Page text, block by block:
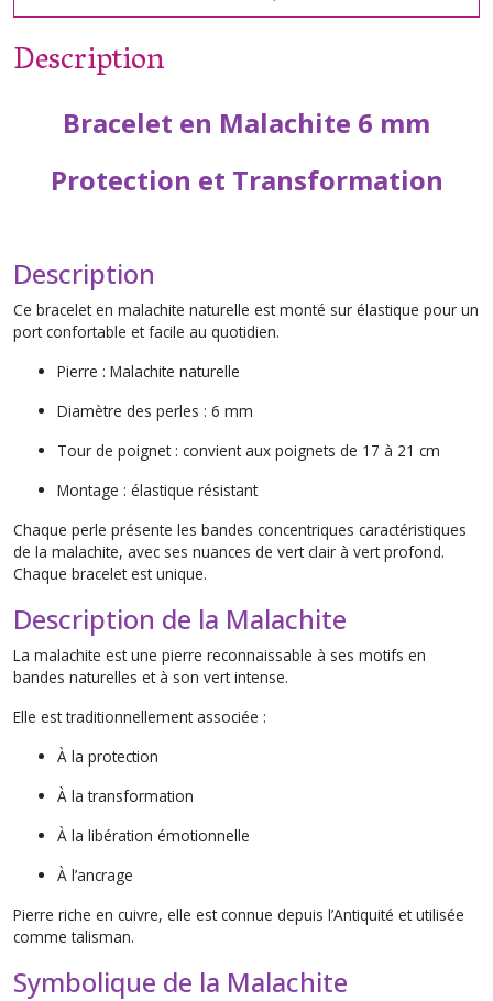
Description
Bracelet en Malachite 6 mm
Protection et Transformation
Description
Ce bracelet en malachite naturelle est monté sur élastique pour un
port confortable et facile au quotidien.
Pierre : Malachite naturelle
Diamètre des perles : 6 mm
Tour de poignet : convient aux poignets de 17 à 21 cm
Montage : élastique résistant
Chaque perle présente les bandes concentriques caractéristiques
de la malachite, avec ses nuances de vert clair à vert profond.
Chaque bracelet est unique.
Description de la Malachite
La malachite est une pierre reconnaissable à ses motifs en
bandes naturelles et à son vert intense.
Elle est traditionnellement associée :
À la protection
À la transformation
À la libération émotionnelle
À l’ancrage
Pierre riche en cuivre, elle est connue depuis l’Antiquité et utilisée
comme talisman.
Symbolique de la Malachite